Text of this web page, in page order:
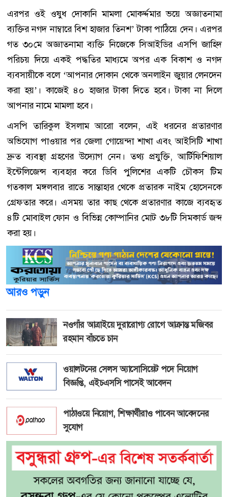
এরপর ওই ওষুধ দোকানি মামলা মোকর্দ্দমার ভয়ে অজ্ঞাতনামা
ব্যক্তির নগদ নাম্বারে বিশ হাজার তিনশ’ টাকা পাঠিয়ে দেন। এরপর
গত ৩০মে অজ্ঞাতনামা ব্যক্তি নিজেকে সিআইডির এসপি জাহিদ
পরিচয় দিয়ে একই পদ্ধতির মাধ্যমে অপর এক বিকাশ ও নগদ
ব্যবসায়ীকে বলে ‘আপনার দোকান থেকে অনলাইন জুয়ার লেনদেন
করা হয়’। কাজেই ৪০ হাজার টাকা দিতে হবে। টাকা না দিলে
আপনার নামে মামলা হবে।
এসপি তারিকুল ইসলাম আরো বলেন, এই ধরনের প্রতারণার
অভিযোগ পাওয়ার পর জেলা গোয়েন্দা শাখা এবং আইসিটি শাখা
দ্রুত ব্যবস্থা গ্রহণের উদ্যোগ নেন। তথ্য প্রযুক্তি, আর্টিফিশিয়াল
ইন্টেলিজেন্স ব্যবহার করে ডিবি পুলিশের একটি চৌকস টিম
গতকাল মঙ্গলবার রাতে সান্তাহার থেকে প্রতারক নাইম হোসেনকে
গ্রেফতার করে। এসময় তার কাছ থেকে প্রতারণার কাজে ব্যবহৃত
৪টি মোবাইল ফোন ও বিভিন্ন কোম্পানির মোট ৩৮টি সিমকার্ড জব্দ
করা হয়।
আরও পড়ুন
নওগাঁর আত্রাইয়ে দুরারোগ্য রোগে আক্রান্ত মজিবর
রহমান বাঁচতে চান
ওয়ালটনের সেলস অ্যাসোসিয়েট পদে নিয়োগ
বিজ্ঞপ্তি, এইচএসসি পাসেই আবেদন
পাঠাওয়ে নিয়োগ, শিক্ষার্থীরাও পাবেন আবেদনের
সুযোগ